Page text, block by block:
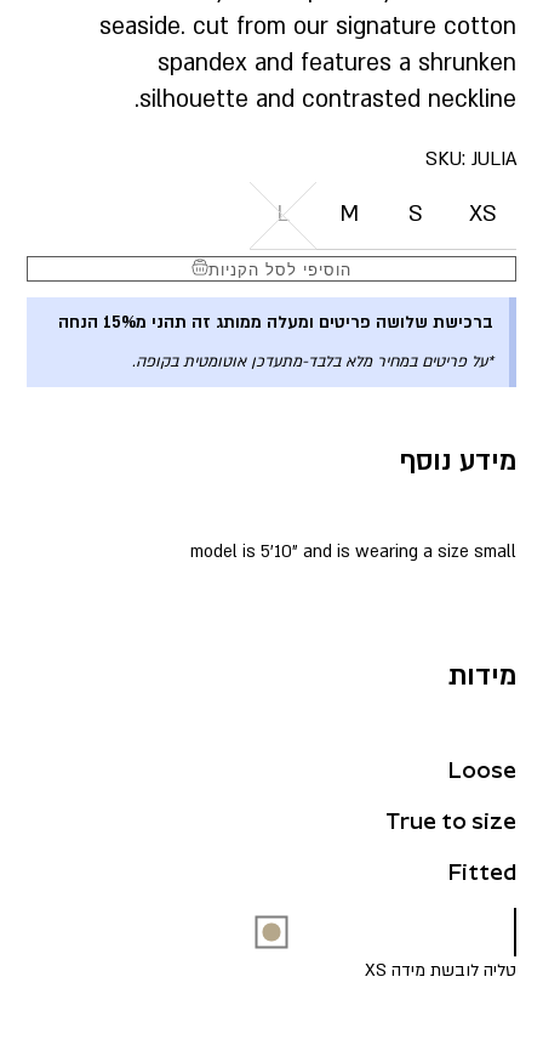
seaside. cut from our signature cotton
spandex and features a shrunken
silhouette and contrasted neckline.
SKU: JULIA
XS
S
M
L
הוסיפי לסל הקניות
ברכישת שלושה פריטים ומעלה ממותג זה תהני מ15% הנחה
*על פריטים במחיר מלא בלבד-מתעדכן אוטומטית בקופה.
מידע נוסף
model is 5’10” and is wearing a size small
מידות
Loose
True to size
Fitted
טליה לובשת מידה XS